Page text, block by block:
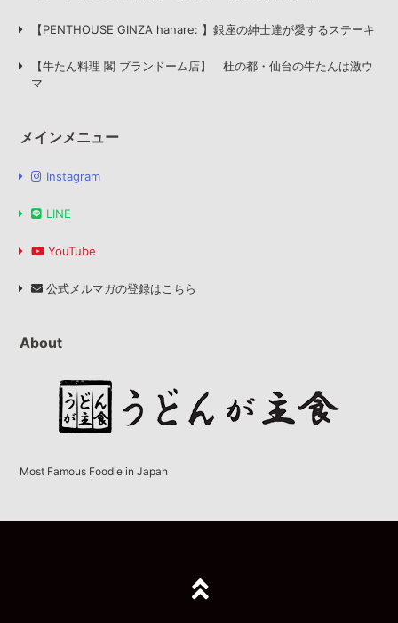
【PENTHOUSE GINZA hanare: 】銀座の紳士達が愛するステーキ
【牛たん料理 閣 ブランドーム店】 杜の都・仙台の牛たんは激ウ
マ
メインメニュー
Instagram
LINE
YouTube
公式メルマガの登録はこちら
About
Most Famous Foodie in Japan